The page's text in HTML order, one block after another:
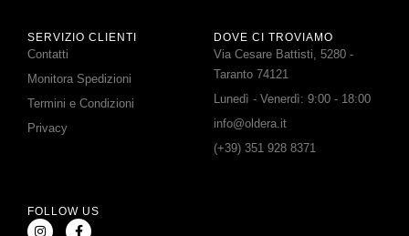
SERVIZIO CLIENTI
Contatti
Monitora Spedizioni
Termini e Condizioni
Privacy
DOVE CI TROVIAMO
Via Cesare Battisti, 5280 -
Taranto 74121
Lunedì - Venerdì: 9:00 - 18:00
info@oldera.it
(+39) 351 928 8371
FOLLOW US